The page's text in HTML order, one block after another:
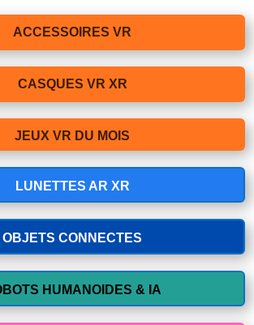
ACCESSOIRES VR
CASQUES VR XR
JEUX VR DU MOIS
LUNETTES AR XR
OBJETS CONNECTES
HUMANOIDES & IA